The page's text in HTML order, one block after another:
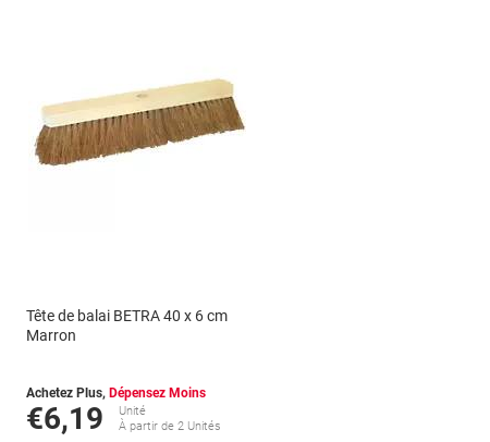
Tête de balai BETRA 40 x 6 cm
Marron
Achetez Plus, Dépensez Moins
€6,19
Unité
À partir de 2 Unités